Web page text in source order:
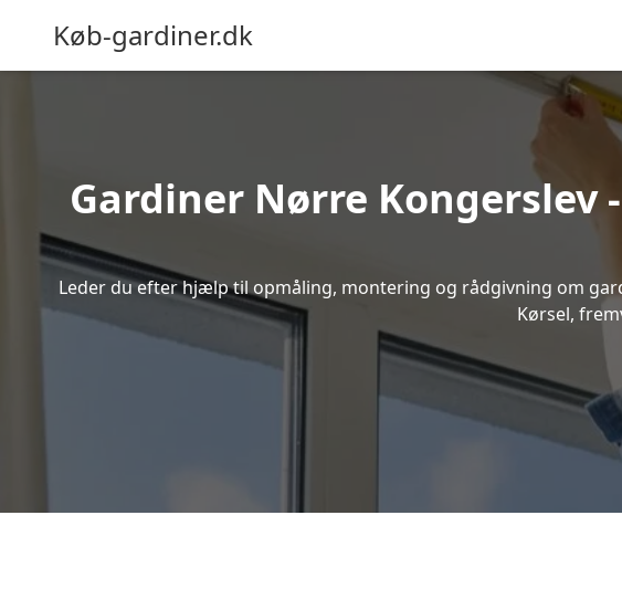
Køb-gardiner.dk
Gardiner Nørre
Leder du efter hjælp til opmåling, montering og rådgivning om
Kørsel,